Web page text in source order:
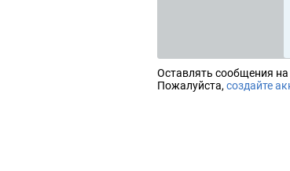
Оставлять сообщения
Пожалуйста, создайте